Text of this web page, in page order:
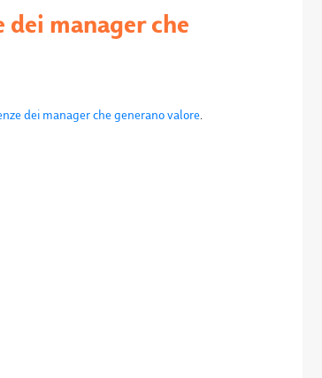
manager che
dei manager che generano valore.